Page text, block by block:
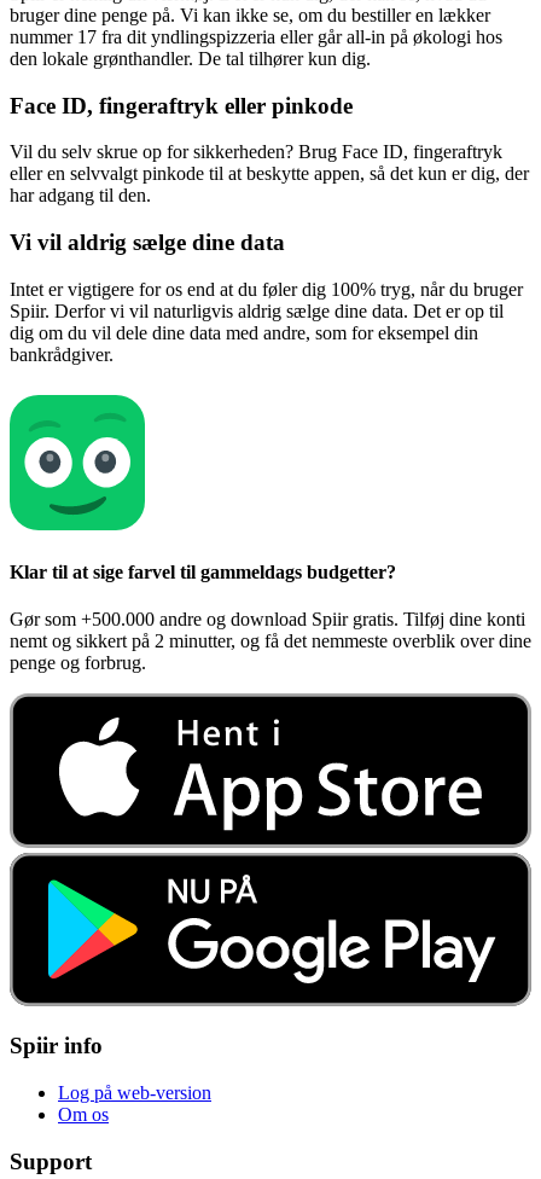
bruger dine penge på. Vi kan ikke se, om du bestiller en lækker
nummer 17 fra dit yndlingspizzeria eller går all-in på økologi hos
den lokale grønthandler. De tal tilhører kun dig.
Face ID, fingeraftryk eller pinkode
Vil du selv skrue op for sikkerheden? Brug Face ID, fingeraftryk
eller en selvvalgt pinkode til at beskytte appen, så det kun er dig, der
har adgang til den.
Vi vil aldrig sælge dine data
Intet er vigtigere for os end at du føler dig 100% tryg, når du bruger
Spiir. Derfor vi vil naturligvis aldrig sælge dine data. Det er op til
dig om du vil dele dine data med andre, som for eksempel din
bankrådgiver.
Klar til at sige farvel til gammeldags budgetter?
Gør som +500.000 andre og download Spiir gratis. Tilføj dine konti
nemt og sikkert på 2 minutter, og få det nemmeste overblik over dine
penge og forbrug.
Spiir info
Log på web-version
Om os
Support